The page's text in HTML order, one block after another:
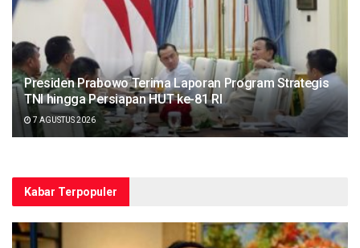
Presiden Prabowo Terima Laporan Program Strategis
TNI hingga Persiapan HUT ke-81 RI
7 AGUSTUS 2026
Kabar Terpopuler